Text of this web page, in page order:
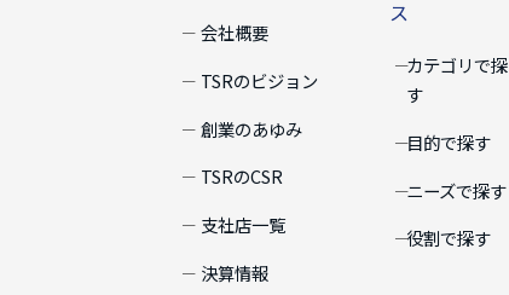
会社概要
TSRのビジョン
創業のあゆみ
TSRのCSR
支社店一覧
決算情報
ス
カテゴリで探
す
目的で探す
ニーズで探す
役割で探す